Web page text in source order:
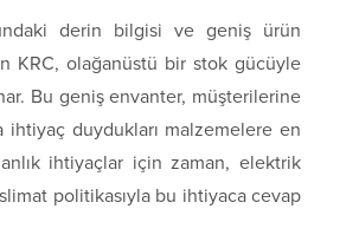
derin bilgisi ve geniş ürün
KRC, olağanüstü bir stok gücüyle
Bu geniş envanter, müşterilerine
ihtiyaç duydukları malzemelere en
ihtiyaçlar için zaman, elektrik
politikasıyla bu ihtiyaca cevap